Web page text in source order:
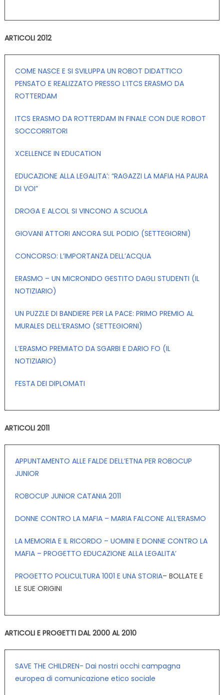
ARTICOLI 2012
COME NASCE E SI SVILUPPA UN ROBOT DIDATTICO
PENSATO E REALIZZATO PRESSO L’ITCS ERASMO DA
ROTTERDAM
ITCS ERASMO DA ROTTERDAM IN FINALE CON DUE ROBOT
SOCCORRITORI
XCELLENCE IN EDUCATION
EDUCAZIONE ALLA LEGALITA’: “RAGAZZI LA MAFIA HA PAURA
DI VOI”
DROGA E ALCOL SI VINCONO A SCUOLA
GIOVANI ATTORI ANCORA SUL PODIO (SETTEGIORNI)
CONCORSO: L’IMPORTANZA DELL’ACQUA
ERASMO – UN MICRONIDO GESTITO DAGLI STUDENTI (IL
NOTIZIARIO)
UN PUZZLE DI BANDIERE PER LA PACE: PRIMO PREMIO AL
MURALES DELL’ERASMO (SETTEGIORNI)
L’ERASMO PREMIATO DA SGARBI E DARIO FO (IL
NOTIZIARIO)
FESTA DEI DIPLOMATI
ARTICOLI 2011
APPUNTAMENTO ALLE FALDE DELL’ETNA PER ROBOCUP
JUNIOR
ROBOCUP JUNIOR CATANIA 2011
DONNE CONTRO LA MAFIA – MARIA FALCONE ALL’ERASMO
LA MEMORIA E IL RICORDO – UOMINI E DONNE CONTRO LA
MAFIA – PROGETTO EDUCAZIONE ALLA LEGALITA’
PROGETTO POLICULTURA 1001 E UNA STORIA– BOLLATE E
LE SUE ORIGINI
ARTICOLI E PROGETTI DAL 2000 AL 2010
SAVE THE CHILDREN- Dai nostri occhi campagna
europea di comunicazione etico sociale